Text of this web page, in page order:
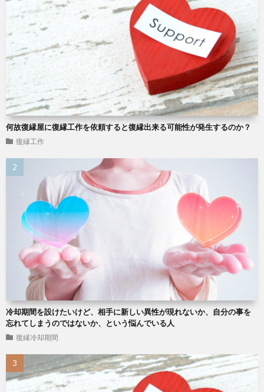
何故復縁屋に復縁工作を依頼すると復縁出来る可能性が発生するのか？
復縁工作
冷却期間を設けたいけど、相手に新しい異性が現れないか、自分の事を
忘れてしまうのではないか、という悩んでいる人
復縁冷却期間